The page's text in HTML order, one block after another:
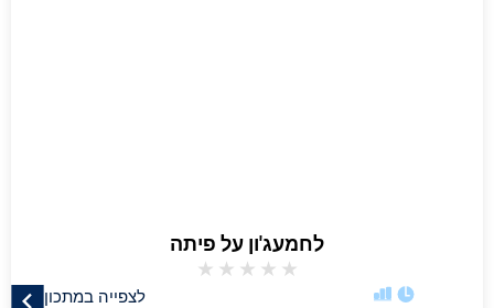
לחמעג'ון על פיתה
★
★
★
★
★
לצפייה במתכון